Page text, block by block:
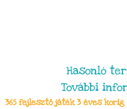
Hasonló
További
365 fejlesztő játék 3 éves korig